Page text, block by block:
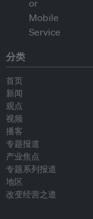
分类
首页
新闻
观点
视频
播客
专题报道
产业焦点
专题系列报道
地区
改变经营之道